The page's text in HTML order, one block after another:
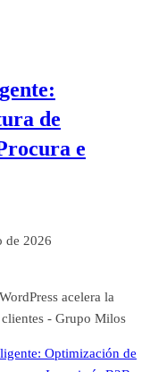
de
e
de 2026
acelera la
- Grupo Milos
Optimización de